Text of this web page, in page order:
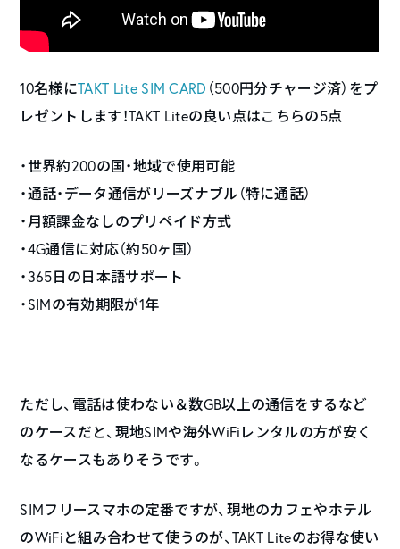
10名様にTAKT Lite SIM CARD （500円分チャージ済）をプ
レゼントします！TAKT Liteの良い点はこちらの5点
・世界約200の国・地域で使用可能
・通話・データ通信がリーズナブル（特に通話）
・月額課金なしのプリペイド方式
・4G通信に対応（約50ヶ国）
・365日の日本語サポート
・SIMの有効期限が1年
ただし、電話は使わない＆数GB以上の通信をするなど
のケースだと、現地SIMや海外WiFiレンタルの方が安く
なるケースもありそうです。
SIMフリースマホの定番ですが、現地のカフェやホテル
のWiFiと組み合わせて使うのが、TAKT Liteのお得な使い